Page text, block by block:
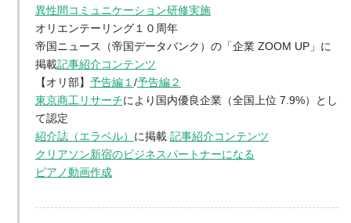
異性間コミュニケーション研修実施
オリエンテーリング１０周年
帝国ニュース（帝国データバンク）の「企業 ZOOM UP」に
掲載記事紹介コンテンツ
【オリ部】 予告編１/予告編２
東京商工リサーチにより国内優良企業（全国上位 7.9%）とし
て認定
紹介誌（エラベル） に掲載 記事紹介コンテンツ
クリアソン新宿のビジネスパートナーになる
ピアノ動画作成